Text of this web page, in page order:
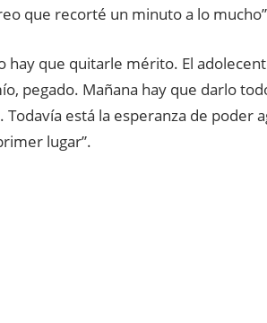
que recorté un minuto a lo
hay que quitarle mérito. El
pegado. Mañana hay que darlo
está la esperanza de poder
lugar”.